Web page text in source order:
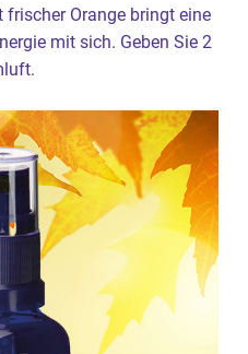
Orange bringt eine
mit sich. Geben Sie 2